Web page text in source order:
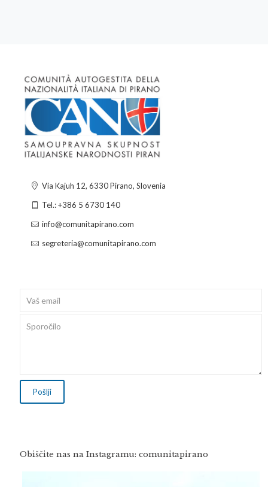
Via Kajuh 12, 6330 Pirano, Slovenia
Tel.: +386 5 6730 140
info@comunitapirano.com
segreteria@comunitapirano.com
Obiščite nas na Instagramu: comunitapirano